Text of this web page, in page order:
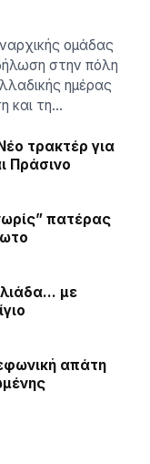
ομάδας
στην πόλη
ημέρας
και τη…
τρακτέρ για
Πράσινο
πατέρας
με
απάτη